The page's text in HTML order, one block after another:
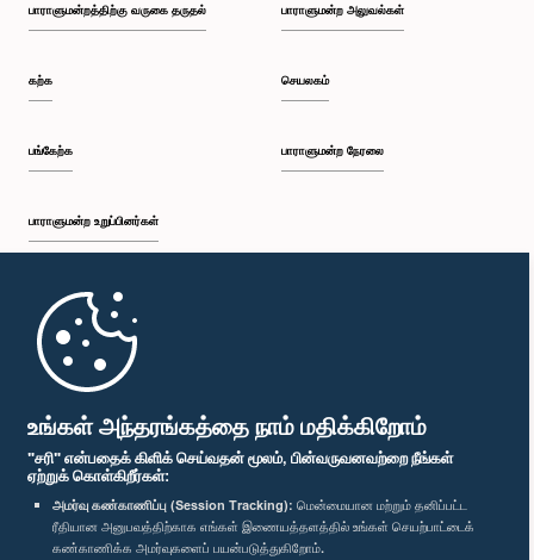
உங்கள் அந்தரங்கத்தை நாம் மதிக்கிறோம்
"சரி" என்பதைக் கிளிக் செய்வதன் மூலம், பின்வருவனவற்றை நீங்கள்
ஏற்றுக் கொள்கிறீர்கள்:
அமர்வு கண்காணிப்பு (Session Tracking): மென்மையான மற்றும் தனிப்பட்ட
ரீதியான அனுபவத்திற்காக எங்கள் இணையத்தளத்தில் உங்கள் செயற்பாட்டைக்
கண்காணிக்க அமர்வுகளைப் பயன்படுத்துகிறோம்.
பாராளுமன்றத்திற்கு வருகை தருதல்
கற்க
பங்கேற்க
பாராளுமன்ற உறுப்பினர்கள்
முதற்பக்கம்
பாராளுமன்ற அலுவல்கள்
செயலகம்
பாராளுமன்ற நேரலை
பாராளுமன்ற கையடக்க செயலி
எம்மை பின்தொடர்க :